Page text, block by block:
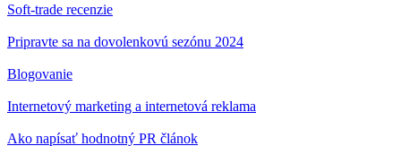
Soft-trade recenzie
Pripravte sa na dovolenkovú sezónu 2024
Blogovanie
Internetový marketing a internetová reklama
Ako napísať hodnotný PR článok